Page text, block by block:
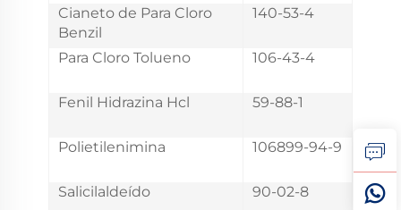
Cianeto de Para Cloro
Benzil
140-53-4
Para Cloro Tolueno 106-43-4
Fenil Hidrazina Hcl 59-88-1
Polietilenimina 106899-94-9
Salicilaldeído 90-02-8